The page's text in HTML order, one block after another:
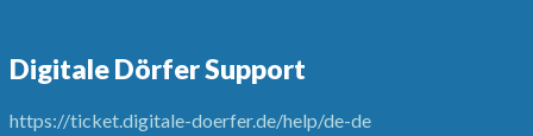
Digitale Dörfer Support
https://ticket.digitale-doerfer.de/help/de-de